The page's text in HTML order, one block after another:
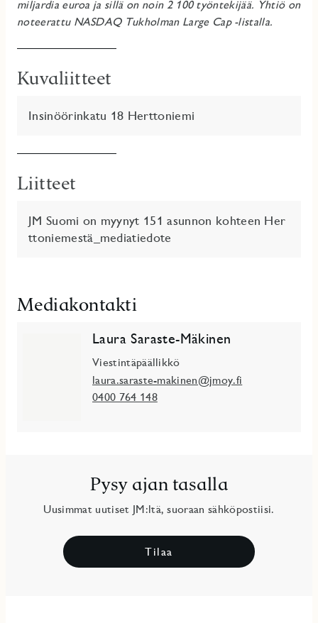
miljardia euroa ja sillä on noin 2 100 työntekijää. Yhtiö on
noteerattu NASDAQ Tukholman Large Cap -listalla.
Kuvaliitteet
Insinöörinkatu 18 Herttoniemi
Liitteet
JM Suomi on myynyt 151 asunnon kohteen Her
ttoniemestä_mediatiedote
Mediakontakti
Laura Saraste-Mäkinen
Viestintäpäällikkö
laura.saraste-makinen@jmoy.fi
0400 764 148
Pysy ajan tasalla
Uusimmat uutiset JM:ltä, suoraan sähköpostiisi.
Tilaa